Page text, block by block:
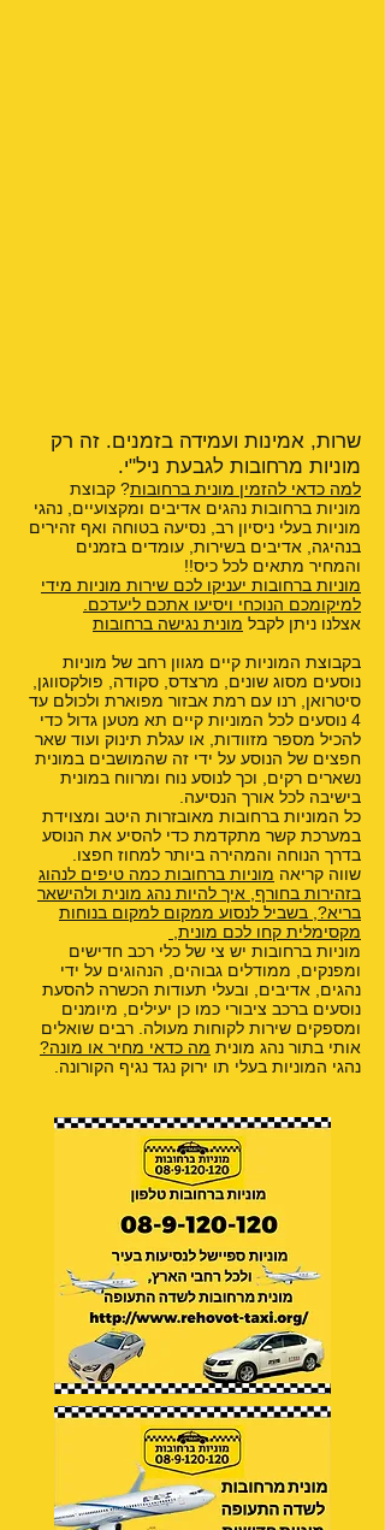
שרות, אמינות ועמידה בזמנים. זה רק
מוניות מרחובות לגבעת ניל"י.
למה כדאי להזמין מונית ברחובות? קבוצת
מוניות ברחובות נהגים אדיבים ומקצועיים, נהגי
מוניות בעלי ניסיון רב, נסיעה בטוחה ואף זהירים
בנהיגה, אדיבים בשירות, עומדים בזמנים
והמחיר מתאים לכל כיס!!
מוניות ברחובות יעניקו לכם שירות מוניות מידי
למיקומכם הנוכחי ויסיעו אתכם ליעדכם.
אצלנו ניתן לקבל מונית נגישה ברחובות
בקבוצת המוניות קיים מגוון רחב של מוניות
נוסעים מסוג שונים, מרצדס, סקודה, פולקסווגן,
סיטרואן, רנו עם רמת אבזור מפוארת ולכולם עד
4 נוסעים לכל המוניות קיים תא מטען גדול כדי
להכיל מספר מזוודות, או עגלת תינוק ועוד שאר
חפצים של הנוסע על ידי זה שהמושבים במונית
נשארים רקים, וכך לנוסע נוח ומרווח במונית
בישיבה לכל אורך הנסיעה.
כל המוניות ברחובות מאובזרות היטב ומצוידת
במערכת קשר מתקדמת כדי להסיע את הנוסע
בדרך הנוחה והמהירה ביותר למחוז חפצו.
שווה קריאה מוניות ברחובות כמה טיפים לנהוג
בזהירות בחורף
איך להיות נהג מונית ולהישאר
בריא? בשביל לנסוע ממקום למקום בנוחות
מקסימלית קחו לכם מונית
מוניות ברחובות יש צי של כלי רכב חדישים
ומפנקים, ממודלים גבוהים, הנהוגים על ידי
נהגים, אדיבים, ובעלי תעודות הכשרה להסעת
נוסעים ברכב ציבורי כמו כן יעילים, מיומנים
ומספקים שירות לקוחות מעולה. רבים שואלים
אותי בתור נהג מונית מה כדאי מחיר או מונה?
נהגי המוניות בעלי תו ירוק נגד נגיף הקורונה.